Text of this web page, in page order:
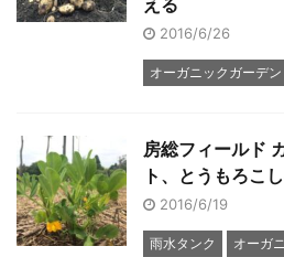
える
2016/6/26
オーガニックガーデ
房総フィールド
ト、とうもろこ
2016/6/19
雨水タンク オーガ